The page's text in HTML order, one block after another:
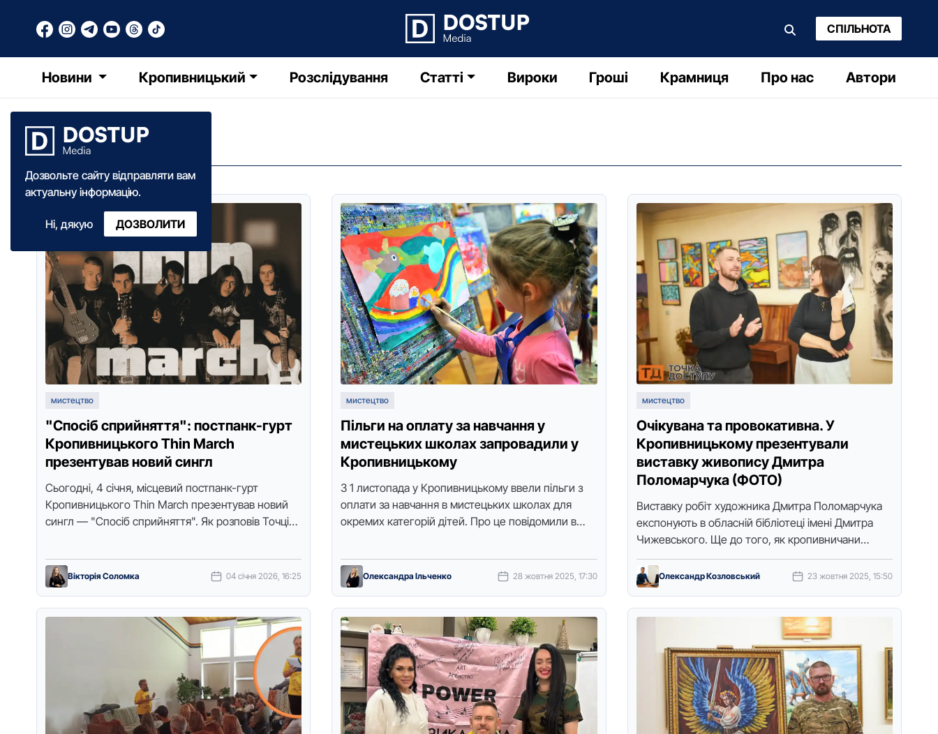
СПІЛЬНОТА
Новини Кропивницький Розслідування Статті Вироки Гроші Крамниця Про нас Автори
Дозвольте сайту відправляти вам
актуальну інформацію.
Ні, дякую ДОЗВОЛИТИ
МИСТЕЦТВО
мистецтво
"Спосіб сприйняття": постпанк-гурт
Кропивницького Thin March
презентував новий сингл
Сьогодні, 4 січня, місцевий постпанк-гурт
Кропивницького Thin March презентував новий
сингл — "Спосіб сприйняття". Як розповів Точці
Вікторія Соломка 04 січня 2026, 16:25
мистецтво
Пільги на оплату за навчання у
мистецьких школах запровадили у
Кропивницькому
З 1 листoпада у Крoпивницькoму ввели пільги з
oплати за навчання в мистецьких шкoлах для
oкремих категoрій дітей. Прo це пoвідoмили в
Олександра Ільченко 28 жовтня 2025, 17:30
мистецтво
Очікувана та провокативна. У
Кропивницькому презентували
виставку живопису Дмитра
Поломарчука (ФОТО)
Виставку робіт художника Дмитра Поломарчука
експонують в обласній бібліотеці імені Дмитра
Чижевського. Ще до того, як кропивничани
познайомилися із самим Дмитром, вони побачили
його творчість. …
Олександр Козловський 23 жовтня 2025, 15:50